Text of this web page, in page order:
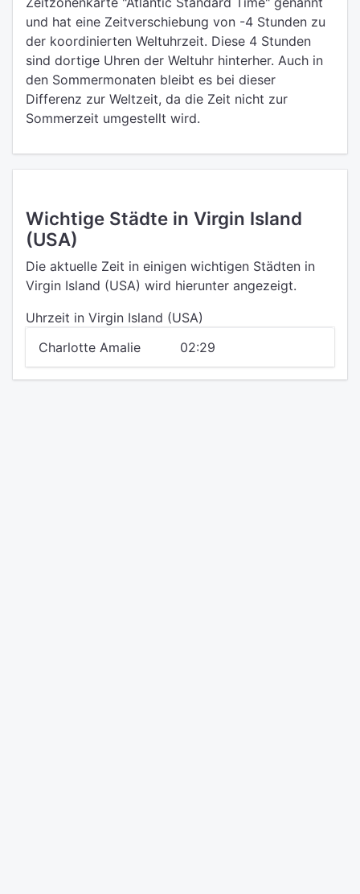
und hat eine Zeitverschiebung von -4 Stunden zu
der koordinierten Weltuhrzeit. Diese 4 Stunden
sind dortige Uhren der Weltuhr hinterher. Auch in
den Sommermonaten bleibt es bei dieser
Differenz zur Weltzeit, da die Zeit nicht zur
Sommerzeit umgestellt wird.
Wichtige Städte in Virgin Island
(USA)
Die aktuelle Zeit in einigen wichtigen Städten in
Virgin Island (USA) wird hierunter angezeigt.
Uhrzeit in Virgin Island (USA)
Charlotte Amalie
02:29